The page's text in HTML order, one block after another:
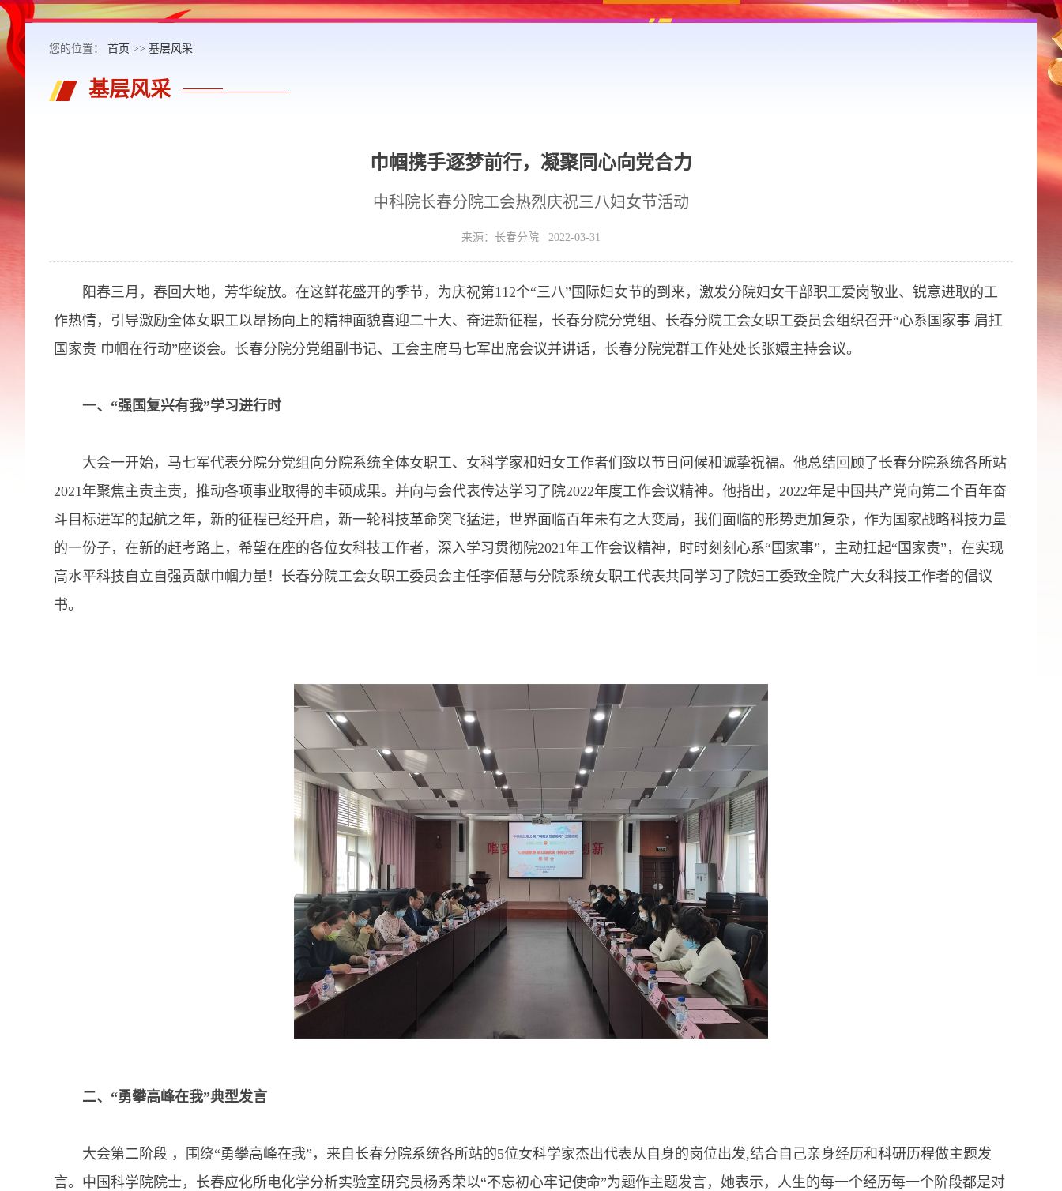
您的位置： 首页 >> 基层风采
基层风采
巾帼携手逐梦前行，凝聚同心向党合力
中科院长春分院工会热烈庆祝三八妇女节活动
来源：长春分院 2022-03-31
阳春三月，春回大地，芳华绽放。在这鲜花盛开的季节，为庆祝第112个“三八”国际妇女节的到来，激发分院妇女干部职工爱岗敬业、锐意进取的工
作热情，引导激励全体女职工以昂扬向上的精神面貌喜迎二十大、奋进新征程，长春分院分党组、长春分院工会女职工委员会组织召开“心系国家事 肩扛
国家责 巾帼在行动”座谈会。长春分院分党组副书记、工会主席马七军出席会议并讲话，长春分院党群工作处处长张嬛主持会议。
一、“强国复兴有我”学习进行时
大会一开始，马七军代表分院分党组向分院系统全体女职工、女科学家和妇女工作者们致以节日问候和诚挚祝福。他总结回顾了长春分院系统各所站
2021年聚焦主责主责，推动各项事业取得的丰硕成果。并向与会代表传达学习了院2022年度工作会议精神。他指出，2022年是中国共产党向第二个百年奋
斗目标进军的起航之年，新的征程已经开启，新一轮科技革命突飞猛进，世界面临百年未有之大变局，我们面临的形势更加复杂，作为国家战略科技力量
的一份子，在新的赶考路上，希望在座的各位女科技工作者，深入学习贯彻院2021年工作会议精神，时时刻刻心系“国家事”，主动扛起“国家责”，在实现
高水平科技自立自强贡献巾帼力量！长春分院工会女职工委员会主任李佰慧与分院系统女职工代表共同学习了院妇工委致全院广大女科技工作者的倡议
书。
二、“勇攀高峰在我”典型发言
大会第二阶段 ，围绕“勇攀高峰在我”，来自长春分院系统各所站的5位女科学家杰出代表从自身的岗位出发,结合自己亲身经历和科研历程做主题发
言。中国科学院院士，长春应化所电化学分析实验室研究员杨秀荣以“不忘初心牢记使命”为题作主题发言，她表示，人生的每一个经历每一个阶段都是对